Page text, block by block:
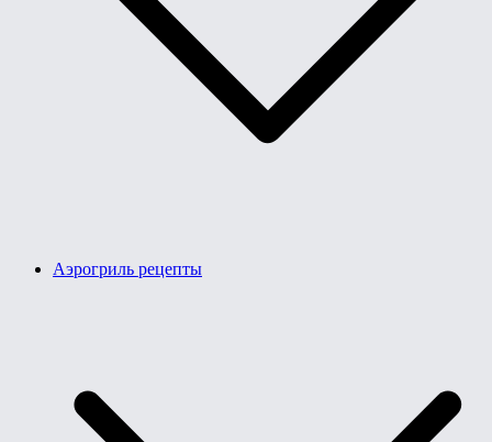
Аэрогриль рецепты